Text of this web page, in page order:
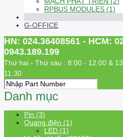
RPBUS MODULES (1)
G-OFFICE
HN: 024.36408561 - HCM:
0943.189.199
Thứ hai - Thứ sáu : 8:00 - 12:00 &
11:30
Danh mục
Pin (3)
Quang điện (1)
LED (1)